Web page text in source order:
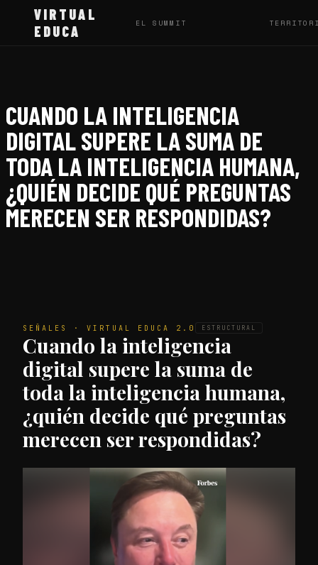
VIRTUAL
EDUCA
EL SUMMIT
CUANDO LA INTELIGENCIA
DIGITAL SUPERE LA SUMA DE
TODA LA INTELIGENCIA HUMANA,
¿QUIÉN DECIDE QUÉ PREGUNTAS
MERECEN SER RESPONDIDAS?
SEÑALES · VIRTUAL EDUCA 2.0 ESTRUCTURAL
Cuando la inteligencia
digital supere la suma de
toda la inteligencia humana,
¿quién decide qué preguntas
merecen ser respondidas?